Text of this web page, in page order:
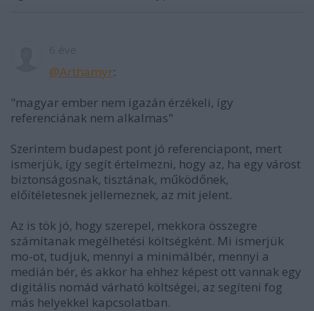
@Arthamyr:
"magyar ember nem igazán érzékeli, így
referenciának nem alkalmas"
Szerintem budapest pont jó referenciapont, mert
ismerjük, így segít értelmezni, hogy az, ha egy várost
biztonságosnak, tisztának, működőnek,
előítéletesnek jellemeznek, az mit jelent.
Az is tök jó, hogy szerepel, mekkora összegre
számítanak megélhetési költségként. Mi ismerjük
mo-ot, tudjuk, mennyi a minimálbér, mennyi a
medián bér, és akkor ha ehhez képest ott vannak egy
digitális nomád várható költségei, az segíteni fog
más helyekkel kapcsolatban.